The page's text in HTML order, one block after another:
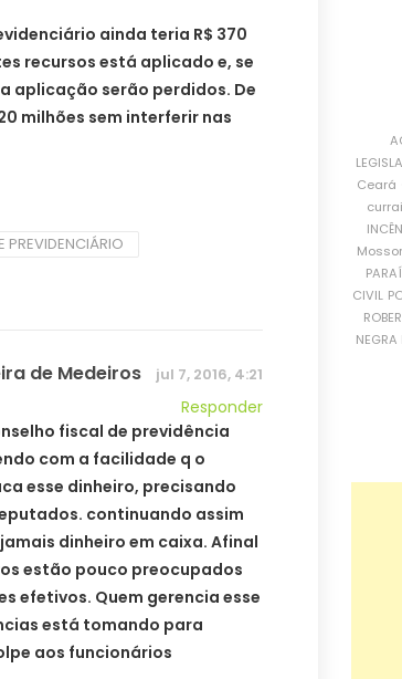
ainda teria R$ 370
recursos está aplicado e, se
aplicação serão perdidos. De
milhões sem interferir nas
PREVIDENCIÁRIO
de Medeiros
jul 7, 2016, 4:21
Responder
fiscal de previdência
com a facilidade q o
esse dinheiro, precisando
continuando assim
dinheiro em caixa. Afinal
estão pouco preocupados
efetivos. Quem gerencia esse
está tomando para
aos funcionários
Ceará
CIVIL
NEGRA